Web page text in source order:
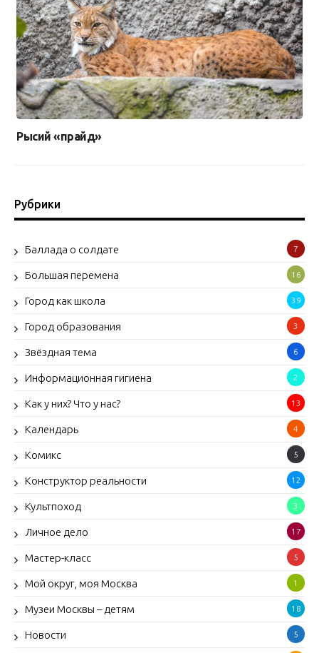
Рысий «прайд»
Рубрики
Баллада о солдате 7
Большая перемена 16
Город как школа 39
Город образования 3
Звёздная тема 6
Информационная гигиена 2
Как у них? Что у нас? 13
Календарь 4
Комикс 5
Конструктор реальности 12
Культпоход 3
Личное дело 17
Мастер-класс 5
Мой округ, моя Москва 1
Музеи Москвы – детям 18
Новости 5